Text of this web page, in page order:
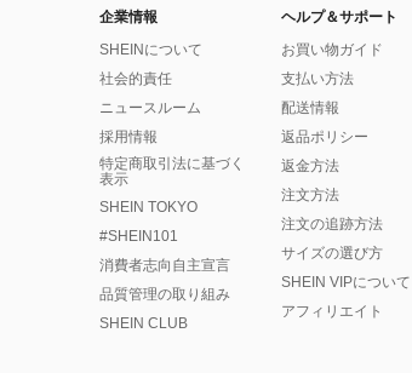
企業情報
SHEINについて
社会的責任
ニュースルーム
採用情報
特定商取引法に基づく
表示
SHEIN TOKYO
#SHEIN101
消費者志向自主宣言
品質管理の取り組み
SHEIN CLUB
ヘルプ＆サポート
お買い物ガイド
支払い方法
配送情報
返品ポリシー
返金方法
注文方法
注文の追跡方法
サイズの選び方
SHEIN VIPについて
アフィリエイト